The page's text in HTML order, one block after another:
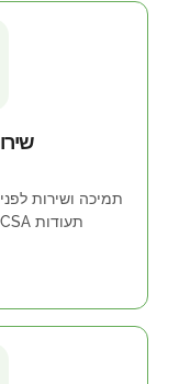
תמיכה ושירות
תעודות MCSA רשמיות מבית מיקרוסופט.